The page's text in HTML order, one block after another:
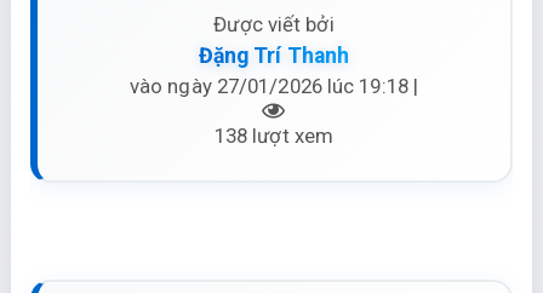
Được viết bởi
Đặng Trí Thanh
vào ngày 27/01/2026 lúc 19:18 |
138 lượt xem